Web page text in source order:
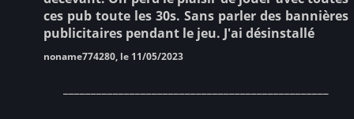
ces pub toute les 30s. Sans parler des bannières
publicitaires pendant le jeu. J'ai désinstallé
noname774280, le 11/05/2023